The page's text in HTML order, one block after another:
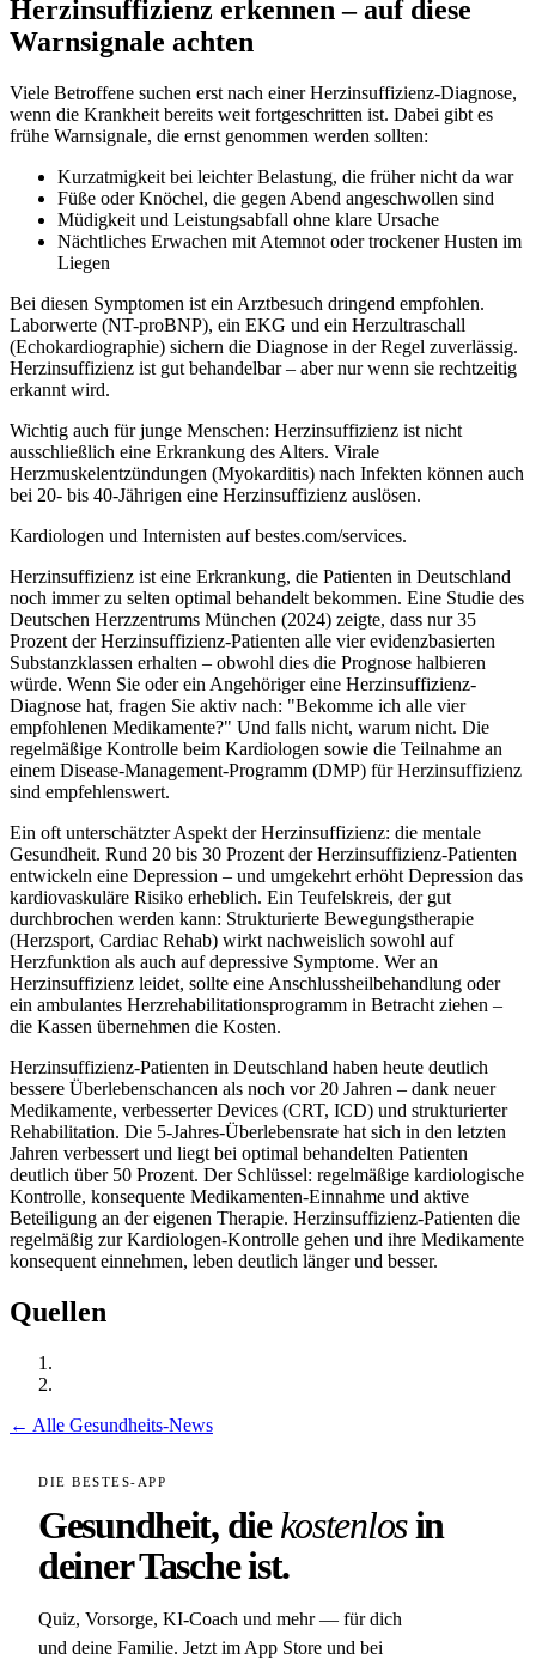
Herzinsuffizienz erkennen – auf diese
Warnsignale achten
Viele Betroffene suchen erst nach einer Herzinsuffizienz-Diagnose,
wenn die Krankheit bereits weit fortgeschritten ist. Dabei gibt es
frühe Warnsignale, die ernst genommen werden sollten:
Kurzatmigkeit bei leichter Belastung, die früher nicht da war
Füße oder Knöchel, die gegen Abend angeschwollen sind
Müdigkeit und Leistungsabfall ohne klare Ursache
Nächtliches Erwachen mit Atemnot oder trockener Husten im
Liegen
Bei diesen Symptomen ist ein Arztbesuch dringend empfohlen.
Laborwerte (NT-proBNP), ein EKG und ein Herzultraschall
(Echokardiographie) sichern die Diagnose in der Regel zuverlässig.
Herzinsuffizienz ist gut behandelbar – aber nur wenn sie rechtzeitig
erkannt wird.
Wichtig auch für junge Menschen: Herzinsuffizienz ist nicht
ausschließlich eine Erkrankung des Alters. Virale
Herzmuskelentzündungen (Myokarditis) nach Infekten können auch
bei 20- bis 40-Jährigen eine Herzinsuffizienz auslösen.
Kardiologen und Internisten auf bestes.com/services.
Herzinsuffizienz ist eine Erkrankung, die Patienten in Deutschland
noch immer zu selten optimal behandelt bekommen. Eine Studie des
Deutschen Herzzentrums München (2024) zeigte, dass nur 35
Prozent der Herzinsuffizienz-Patienten alle vier evidenzbasierten
Substanzklassen erhalten – obwohl dies die Prognose halbieren
würde. Wenn Sie oder ein Angehöriger eine Herzinsuffizienz-
Diagnose hat, fragen Sie aktiv nach: "Bekomme ich alle vier
empfohlenen Medikamente?" Und falls nicht, warum nicht. Die
regelmäßige Kontrolle beim Kardiologen sowie die Teilnahme an
einem Disease-Management-Programm (DMP) für Herzinsuffizienz
sind empfehlenswert.
Ein oft unterschätzter Aspekt der Herzinsuffizienz: die mentale
Gesundheit. Rund 20 bis 30 Prozent der Herzinsuffizienz-Patienten
entwickeln eine Depression – und umgekehrt erhöht Depression das
kardiovaskuläre Risiko erheblich. Ein Teufelskreis, der gut
durchbrochen werden kann: Strukturierte Bewegungstherapie
(Herzsport, Cardiac Rehab) wirkt nachweislich sowohl auf
Herzfunktion als auch auf depressive Symptome. Wer an
Herzinsuffizienz leidet, sollte eine Anschlussheilbehandlung oder
ein ambulantes Herzrehabilitationsprogramm in Betracht ziehen –
die Kassen übernehmen die Kosten.
Herzinsuffizienz-Patienten in Deutschland haben heute deutlich
bessere Überlebenschancen als noch vor 20 Jahren – dank neuer
Medikamente, verbesserter Devices (CRT, ICD) und strukturierter
Rehabilitation. Die 5-Jahres-Überlebensrate hat sich in den letzten
Jahren verbessert und liegt bei optimal behandelten Patienten
deutlich über 50 Prozent. Der Schlüssel: regelmäßige kardiologische
Kontrolle, konsequente Medikamenten-Einnahme und aktive
Beteiligung an der eigenen Therapie. Herzinsuffizienz-Patienten die
regelmäßig zur Kardiologen-Kontrolle gehen und ihre Medikamente
konsequent einnehmen, leben deutlich länger und besser.
Quellen
← Alle Gesundheits-News
DIE BESTES-APP
Gesundheit, diekostenlosin
deiner Tasche ist.
Quiz, Vorsorge, KI-Coach und mehr — für dich
und deine Familie. Jetzt im App Store und bei